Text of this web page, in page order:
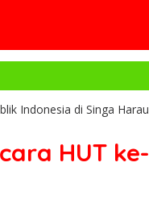
Indonesia di Singa Harau
HUT